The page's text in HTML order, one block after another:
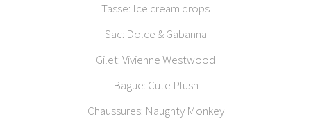
Tasse: Ice cream drops
Sac: Dolce & Gabanna
Gilet: Vivienne Westwood
Bague: Cute Plush
Chaussures: Naughty Monkey